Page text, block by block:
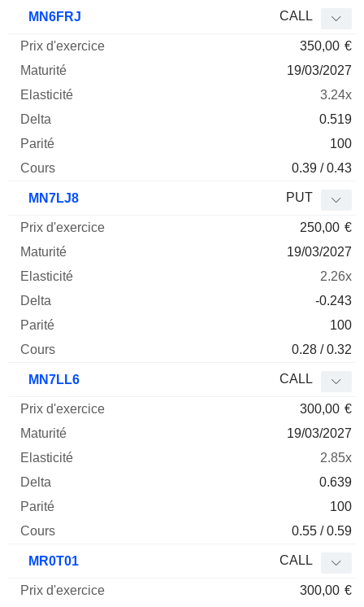
MN6FRJ CALL
350,00 €
19/03/2027
3.24x
0.519
100
0.39 / 0.43
MN7LJ8 PUT
250,00 €
19/03/2027
2.26x
-0.243
100
0.28 / 0.32
MN7LL6 CALL
300,00 €
19/03/2027
2.85x
0.639
100
0.55 / 0.59
MR0T01 CALL
300,00 €